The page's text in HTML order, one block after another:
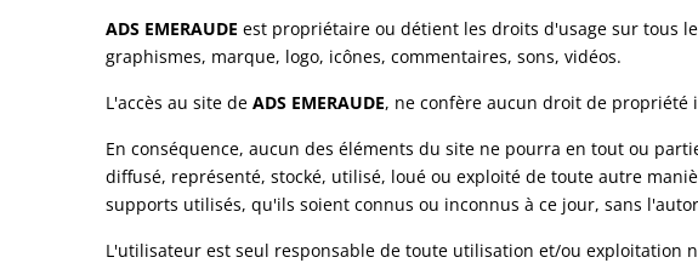
ADS EMERAUDE est propriétaire ou détient les droits d'usage sur tous
graphismes, marque, logo, icônes, commentaires, sons, vidéos.
L'accès au site de ADS EMERAUDE, ne confère aucun droit de
En conséquence, aucun des éléments du site ne pourra en tout ou
diffusé, représenté, stocké, utilisé, loué ou exploité de toute autre
supports utilisés, qu'ils soient connus ou inconnus à ce jour, sans
L'utilisateur est seul responsable de toute utilisation et/ou exploitation